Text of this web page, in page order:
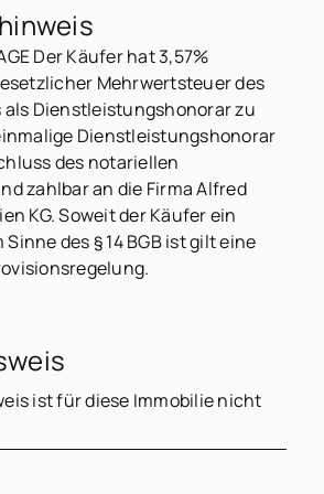
Der Käufer hat 3,57%
Mehrwertsteuer des
als Dienstleistungshonorar zu
Dienstleistungshonorar
des notariellen
zahlbar an die Firma Alfred
KG. Soweit der Käufer ein
des § 14 BGB ist gilt eine
ist für diese Immobilie nicht